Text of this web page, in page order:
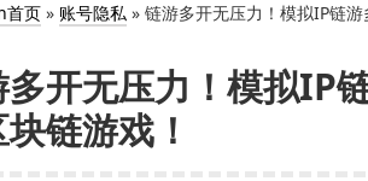
首页 » 账号隐私 » 链游多开无压力！模拟IP链
开无压力！模拟IP
链游戏！